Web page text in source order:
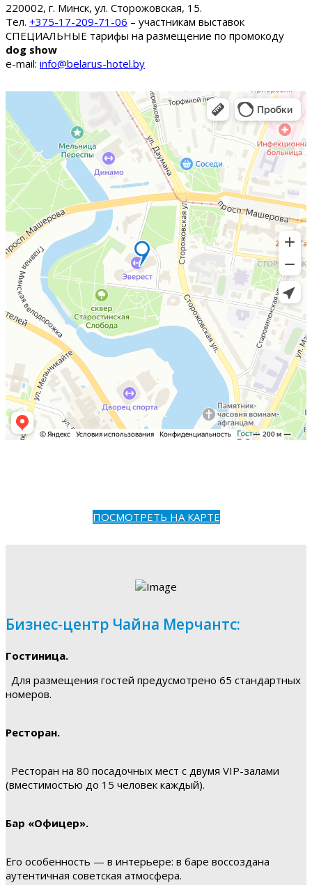
220002, г. Минск, ул. Сторожовская, 15.
Тел. +375-17-209-71-06 – участникам выставок
СПЕЦИАЛЬНЫЕ тарифы на размещение по промокоду
dog show
e-mail: info@belarus-hotel.by
ПОСМОТРЕТЬ НА КАРТЕ
Бизнес-центр Чайна Мерчантс:
Гостиница.
Для размещения гостей предусмотрено 65 стандартных
номеров.
Ресторан.
Ресторан на 80 посадочных мест с двумя VIP-залами
(вместимостью до 15 человек каждый).
Бар «Офицер».
Его особенность — в интерьере: в баре воссоздана
аутентичная советская атмосфера.